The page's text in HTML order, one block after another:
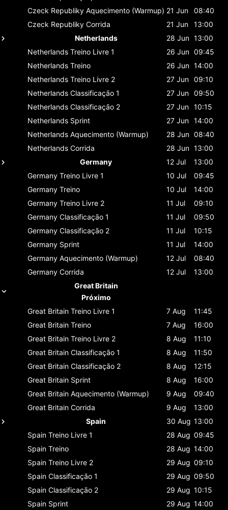
Czeck Republiky Aquecimento (Warmup) 21 Jun
08:40
Czeck Republiky Corrida 21 Jun
13:00
Netherlands
28 Jun 13:00
Netherlands Treino Livre 1 26 Jun 09:45
Netherlands Treino 26 Jun 14:00
Netherlands Treino Livre 2 27 Jun 09:10
Netherlands Classificaçāo 1 27 Jun 09:50
Netherlands Classificaçāo 2 27 Jun 10:15
Netherlands Sprint 27 Jun 14:00
Netherlands Aquecimento (Warmup) 28 Jun 08:40
Netherlands Corrida 28 Jun 13:00
Germany
12 Jul
13:00
Germany Treino Livre 1 10 Jul
09:45
Germany Treino 10 Jul
14:00
Germany Treino Livre 2 11 Jul
09:10
Germany Classificaçāo 1 11 Jul
09:50
Germany Classificaçāo 2 11 Jul
10:15
Germany Sprint 11 Jul
14:00
Germany Aquecimento (Warmup) 12 Jul
08:40
Germany Corrida 12 Jul
13:00
Great Britain
Próximo
Great Britain Treino Livre 1 7 Aug
11:45
Great Britain Treino 7 Aug
16:00
Great Britain Treino Livre 2 8 Aug
11:10
Great Britain Classificaçāo 1 8 Aug
11:50
Great Britain Classificaçāo 2 8 Aug
12:15
Great Britain Sprint 8 Aug
16:00
Great Britain Aquecimento (Warmup) 9 Aug
09:40
Great Britain Corrida 9 Aug
13:00
Spain
30 Aug 13:00
Spain Treino Livre 1 28 Aug 09:45
Spain Treino 28 Aug 14:00
Spain Treino Livre 2 29 Aug 09:10
Spain Classificaçāo 1 29 Aug 09:50
Spain Classificaçāo 2 29 Aug 10:15
Spain Sprint 29 Aug 14:00